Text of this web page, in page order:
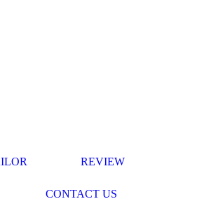
REVIEW
CONTACT US